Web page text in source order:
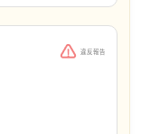
もらうことも
えてもよくな
刻に就寝する
身体を動かし
違反報告